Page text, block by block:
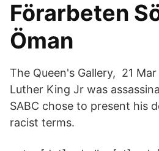
Förarbeten
Öman
The Queen's Gallery, 21
Luther King Jr was
SABC chose to present his
racist terms.